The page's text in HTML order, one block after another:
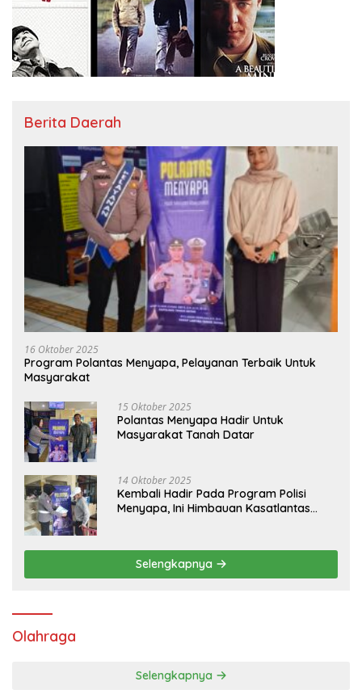
Berita Daerah
16 Oktober 2025
Program Polantas Menyapa, Pelayanan Terbaik Untuk
Masyarakat
15 Oktober 2025
Polantas Menyapa Hadir Untuk
Masyarakat Tanah Datar
14 Oktober 2025
Kembali Hadir Pada Program Polisi
Menyapa, Ini Himbauan Kasatlantas
Selengkapnya
Olahraga
Selengkapnya